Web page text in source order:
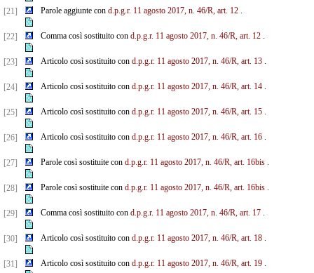
[21] Parole aggiunte con d.p.g.r. 11 agosto 2017, n. 46/R, art. 12.
[22] Comma così sostituito con d.p.g.r. 11 agosto 2017, n. 46/R, art. 12.
[23] Articolo così sostituito con d.p.g.r. 11 agosto 2017, n. 46/R, art. 13.
[24] Articolo così sostituito con d.p.g.r. 11 agosto 2017, n. 46/R, art. 14.
[25] Articolo così sostituito con d.p.g.r. 11 agosto 2017, n. 46/R, art. 15.
[26] Articolo così sostituito con d.p.g.r. 11 agosto 2017, n. 46/R, art. 16.
[27] Parole così sostituite con d.p.g.r. 11 agosto 2017, n. 46/R, art. 16bis.
[28] Parole così sostituite con d.p.g.r. 11 agosto 2017, n. 46/R, art. 16bis.
[29] Comma così sostituito con d.p.g.r. 11 agosto 2017, n. 46/R, art. 17.
[30] Articolo così sostituito con d.p.g.r. 11 agosto 2017, n. 46/R, art. 18.
[31] Articolo così sostituito con d.p.g.r. 11 agosto 2017, n. 46/R, art. 19.